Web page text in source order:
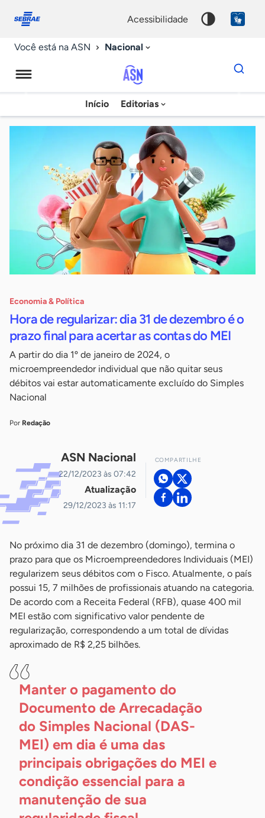
conosco
acessibilidade
Você está na ASN Nacional
Agência
Sebrae
de
Notícias
Início Editorias
Dados
para
chave
Economia & Política
Hora de regularizar: dia 31 de dezembro é o
prazo final para acertar as contas do MEI
A partir do dia 1º de janeiro de 2024, o
microempreendedor individual que não quitar seus
débitos vai estar automaticamente excluído do Simples
Nacional
Por Redação
ASN Nacional
22/12/2023 às 07:42
Atualização
29/12/2023 às 11:17
COMPARTILHE
No próximo dia 31 de dezembro (domingo), termina o
prazo para que os Microempreendedores Individuais (MEI)
regularizem seus débitos com o Fisco. Atualmente, o país
possui 15, 7 milhões de profissionais atuando na categoria.
De acordo com a Receita Federal (RFB), quase 400 mil
MEI estão com significativo valor pendente de
regularização, correspondendo a um total de dívidas
aproximado de R$ 2,25 bilhões.
Manter o pagamento do
Documento de Arrecadação
do Simples Nacional (DAS-
MEI) em dia é uma das
principais obrigações do MEI e
condição essencial para a
manutenção de sua